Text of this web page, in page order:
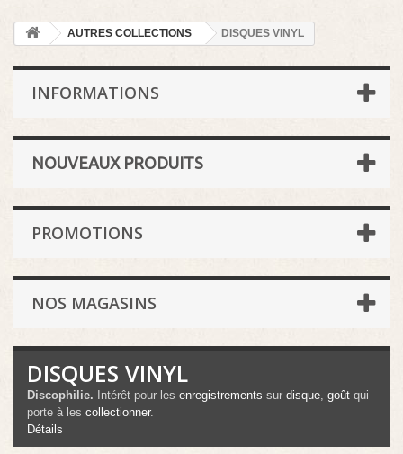
AUTRES COLLECTIONS DISQUES VINYL
INFORMATIONS
NOUVEAUX PRODUITS
PROMOTIONS
NOS MAGASINS
DISQUES VINYL
Discophilie. Intérêt pour les enregistrements sur disque, goût qui
porte à les collectionner.
Détails